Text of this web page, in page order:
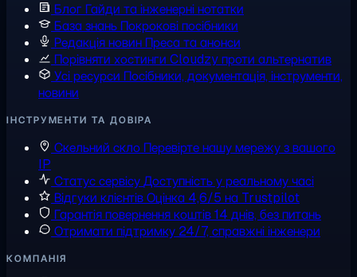
Блог Гайди та інженерні нотатки
База знань Покрокові посібники
Редакція новин Преса та анонси
Порівняти хостинги Cloudzy проти альтернатив
Усі ресурси Посібники, документація, інструменти,
новини
ІНСТРУМЕНТИ ТА ДОВІРА
Скельний скло Перевірте нашу мережу з вашого
IP
Статус сервісуДоступність у реальному часі
Відгуки клієнтівОцінка 4,6/5 на Trustpilot
Гарантія повернення коштів14 днів, без питань
Отримати підтримку 24/7, справжні інженери
КОМПАНІЯ